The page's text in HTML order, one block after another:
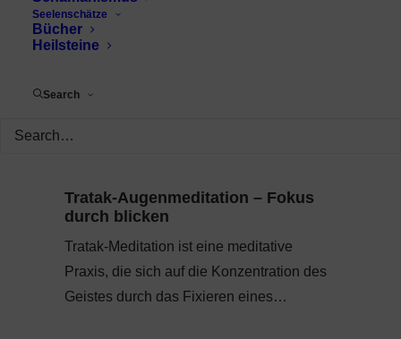
Seelenschätze
Bücher
Heilsteine
Search
Tratak-Augenmeditation – Fokus
durch blicken
Tratak-Meditation ist eine meditative
Praxis, die sich auf die Konzentration des
Geistes durch das Fixieren eines…